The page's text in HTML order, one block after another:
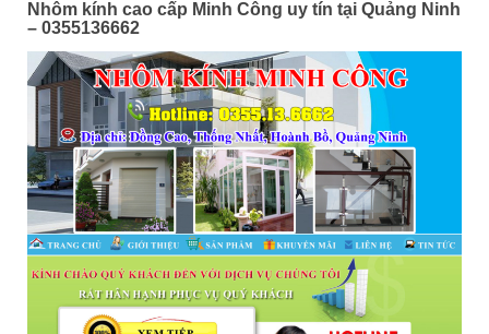
Nhôm kính cao cấp Minh Công uy tín tại Quảng Ninh
– 0355136662